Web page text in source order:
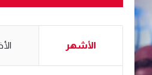
الأشهر